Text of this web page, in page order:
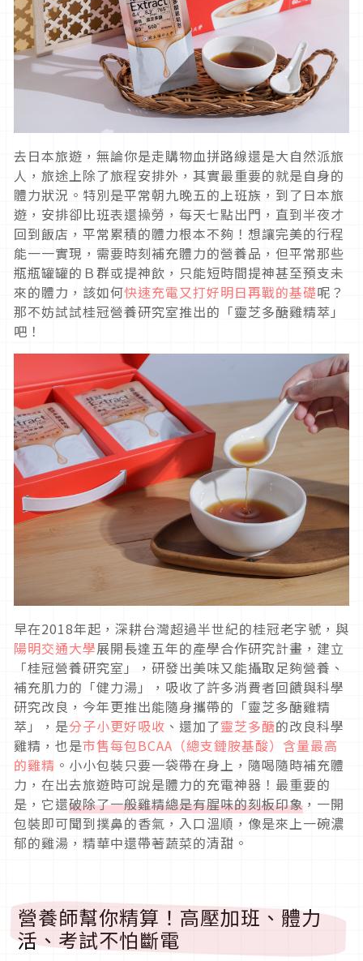
去日本旅遊，無論你是走購物血拼路線還是大自然派旅
人，旅途上除了旅程安排外，其實最重要的就是自身的
體力狀況。特別是平常朝九晚五的上班族，到了日本旅
遊，安排卻比班表還操勞，每天七點出門，直到半夜才
回到飯店，平常累積的體力根本不夠！想讓完美的行程
能一一實現，需要時刻補充體力的營養品，但平常那些
瓶瓶罐罐的Ｂ群或提神飲，只能短時間提神甚至預支未
來的體力，該如何快速充電又打好明日再戰的基礎呢？
那不妨試試桂冠營養研究室推出的「靈芝多醣雞精萃」
吧！
早在2018年起，深耕台灣超過半世紀的桂冠老字號，與
陽明交通大學展開長達五年的產學合作研究計畫，建立
「桂冠營養研究室」，研發出美味又能攝取足夠營養、
補充肌力的「健力湯」，吸收了許多消費者回饋與科學
研究改良，今年更推出能隨身攜帶的「靈芝多醣雞精
萃」，是分子小更好吸收 、還加了靈芝多醣的改良科學
雞精，也是市售每包BCAA（總支鏈胺基酸）含量最高
的雞精 。小小包裝只要一袋帶在身上，隨喝隨時補充體
力，在出去旅遊時可說是體力的充電神器！最重要的
是，它還破除了一般雞精總是有腥味的刻板印象 ，一開
包裝即可聞到撲鼻的香氣，入口溫順，像是來上一碗濃
郁的雞湯，精華中還帶著蔬菜的清甜。
營養師幫你精算！高壓加班、體力
活、考試不怕斷電